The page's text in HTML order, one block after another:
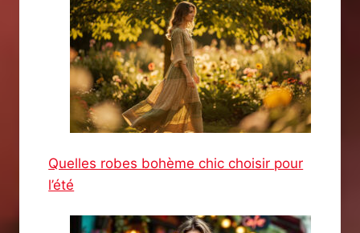
Quelles robes bohème chic choisir pour
l’été